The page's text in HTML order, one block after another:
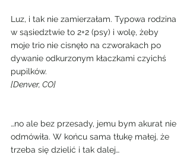
Luz, i tak nie zamierzałam. Typowa rodzina
w sąsiedztwie to 2+2 (psy) i wolę, żeby
moje trio nie cisnęło na czworakach po
dywanie odkurzonym kłaczkami czyichś
pupilków.
[Denver, CO]
…no ale bez przesady, jemu bym akurat nie
odmówiła. W końcu sama tłukę małej, że
trzeba się dzielić i tak dalej…